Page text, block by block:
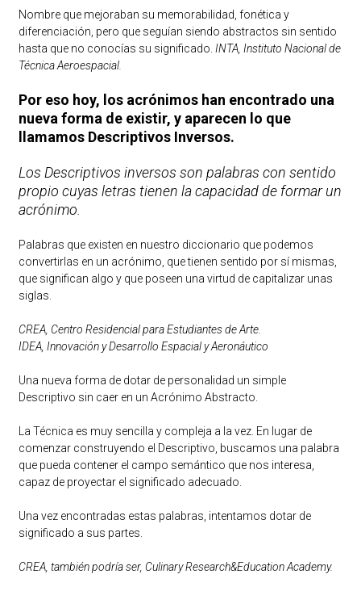
Nombre que mejoraban su memorabilidad, fonética y
diferenciación, pero que seguían siendo abstractos sin sentido
hasta que no conocías su significado. INTA, Instituto Nacional de
Técnica Aeroespacial.
Por eso hoy, los acrónimos han encontrado una
nueva forma de existir, y aparecen lo que
llamamos Descriptivos Inversos.
Los Descriptivos inversos son palabras con sentido
propio cuyas letras tienen la capacidad de formar un
acrónimo.
Palabras que existen en nuestro diccionario que podemos
convertirlas en un acrónimo, que tienen sentido por sí mismas,
que significan algo y que poseen una virtud de capitalizar unas
siglas.
CREA, Centro Residencial para Estudiantes de Arte.
IDEA, Innovación y Desarrollo Espacial y Aeronáutico
Una nueva forma de dotar de personalidad un simple
Descriptivo sin caer en un Acrónimo Abstracto.
La Técnica es muy sencilla y compleja a la vez. En lugar de
comenzar construyendo el Descriptivo, buscamos una palabra
que pueda contener el campo semántico que nos interesa,
capaz de proyectar el significado adecuado.
Una vez encontradas estas palabras, intentamos dotar de
significado a sus partes.
CREA, también podría ser, Culinary Research&Education Academy.